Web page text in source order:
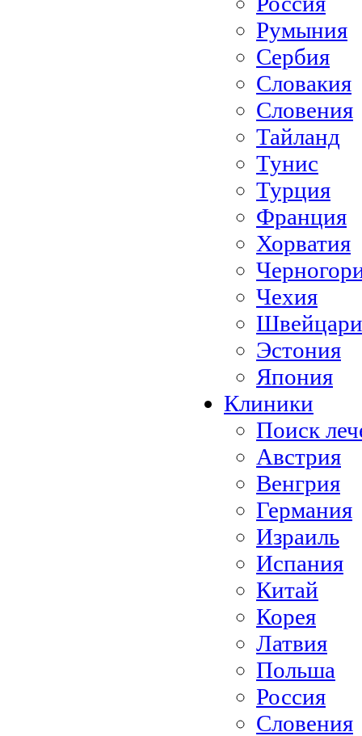
Румыния
Сербия
Словакия
Словения
Тайланд
Тунис
Турция
Франция
Хорватия
Чехия
Эстония
Япония
Клиники
Поиск
Австрия
Венгрия
Германия
Израиль
Испания
Китай
Корея
Латвия
Польша
Россия
Словения